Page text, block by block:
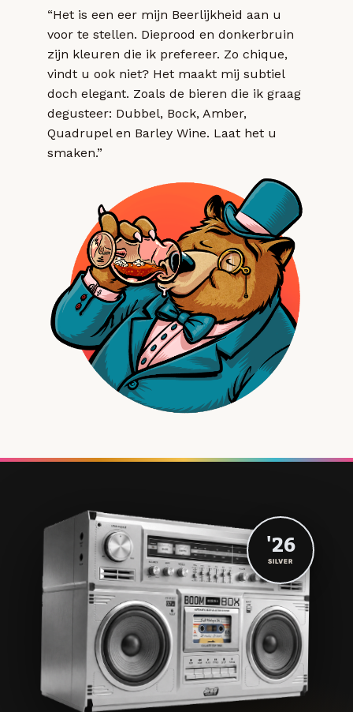
“Het is een eer mijn Beerlijkheid aan u
voor te stellen. Dieprood en donkerbruin
zijn kleuren die ik prefereer. Zo chique,
vindt u ook niet? Het maakt mij subtiel
doch elegant. Zoals de bieren die ik graag
degusteer: Dubbel, Bock, Amber,
Quadrupel en Barley Wine. Laat het u
smaken.”
'26
SILVER